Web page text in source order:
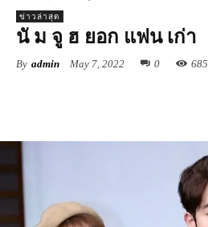
ข่าวล่าสุด
นั ม จู ฮ ยอก แฟน เก่า
By admin May 7, 2022 0 685